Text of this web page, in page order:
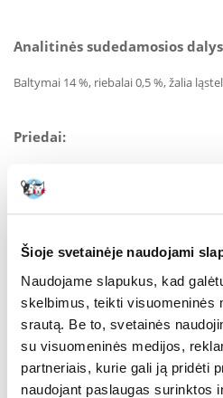
Šioje svetainėje naudojami
Naudojame slapukus, kad
skelbimus, teikti visuomeninės
srautą. Be to, svetainės
su visuomeninės medijos,
partneriais, kurie gali ją pridėti
naudojant paslaugas surinktos
Analitinės sudedamosios
Baltymai 14 %, riebalai 0,5 %, žalia
Priedai:
sulfatas heptahidratas). 43 mg,
Kokia nauda, kad skanėstuose
SmartBones® skanėstų sudėtyje
virškinami ir turi mažai riebalų. Jie
mineralais. Šunys tiesiog dievina šiuos
TINKAMO NAUDOJIMO
Kaip laikyti "SmartBones®"